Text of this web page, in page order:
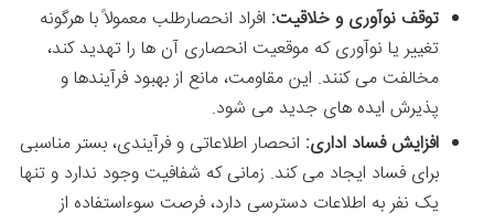
توقف نوآوری و خلاقیت: افراد انحصارطلب معمولاً با هرگونه
تغییر یا نوآوری که موقعیت انحصاری آن ها را تهدید کند،
مخالفت می کنند. این مقاومت، مانع از بهبود فرآیندها و
پذیرش ایده های جدید می شود.
افزایش فساد اداری: انحصار اطلاعاتی و فرآیندی، بستر مناسبی
برای فساد ایجاد می کند. زمانی که شفافیت وجود ندارد و تنها
یک نفر به اطلاعات دسترسی دارد، فرصت سوءاستفاده از